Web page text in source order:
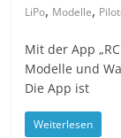
LiPo, Modelle,
Mit der App
Modelle und
Die App ist
Weiterlesen